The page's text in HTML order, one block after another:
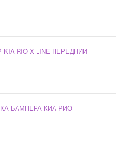
RIO X LINE ПЕРЕДНИЙ
БАМПЕРА КИА РИО